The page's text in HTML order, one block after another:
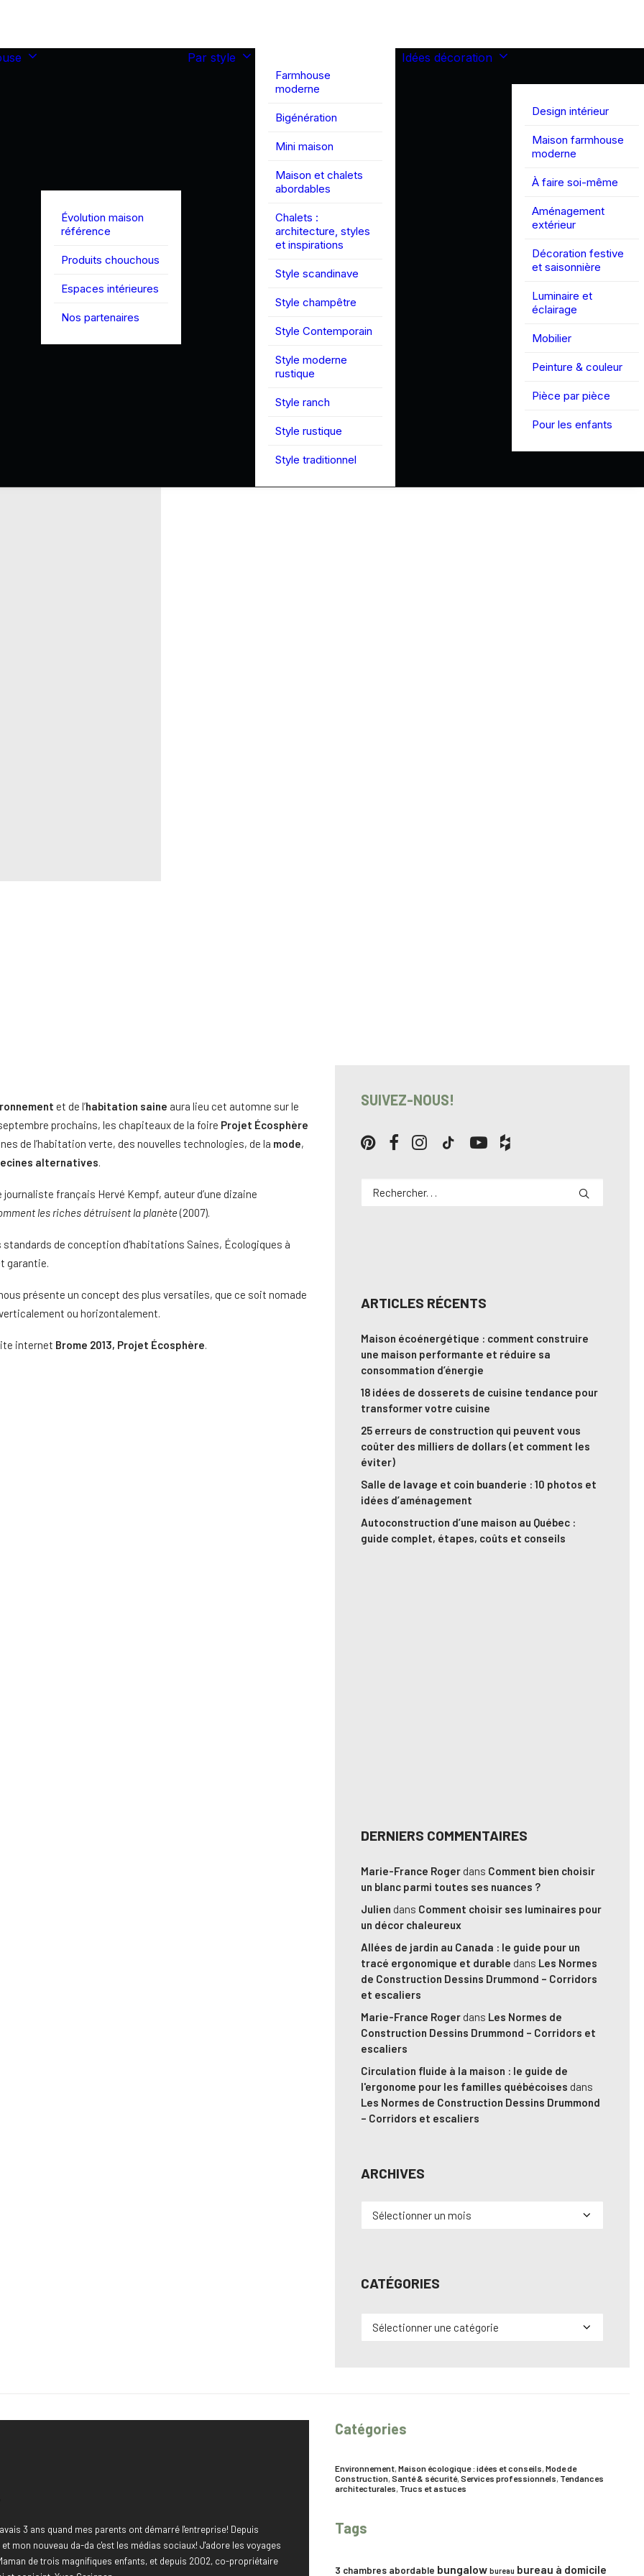
Évolution maison
référence
Produits chouchous
Espaces intérieures
Nos partenaires
Par style
Farmhouse
moderne
Bigénération
Mini maison
Maison et chalets
abordables
Chalets :
architecture, styles
et inspirations
Style scandinave
Style champêtre
Style Contemporain
Style moderne
rustique
Style ranch
Style rustique
Style traditionnel
Idées décoration
Design intérieur
Maison farmhouse
moderne
À faire soi-même
Aménagement
extérieur
Décoration festive
et saisonnière
Luminaire et
éclairage
Mobilier
Peinture & couleur
Pièce par pièce
Pour les enfants
et de l’habitation saine aura lieu cet automne sur le
prochains, les chapiteaux de la foire Projet Écosphère
de l’habitation verte, des nouvelles technologies, de la mode,
alternatives.
français Hervé Kempf, auteur d’une dizaine
les riches détruisent la planète(2007).
de conception d’habitations Saines, Écologiques à
garantie.
présente un concept des plus versatiles, que ce soit nomade
ou horizontalement.
internet Brome 2013, Projet Écosphère.
SUIVEZ-NOUS!
ARTICLES RÉCENTS
Maison écoénergétique : comment construire
une maison performante et réduire sa
consommation d’énergie
18 idées de dosserets de cuisine tendance pour
transformer votre cuisine
25 erreurs de construction qui peuvent vous
coûter des milliers de dollars (et comment les
éviter)
Salle de lavage et coin buanderie : 10 photos et
idées d’aménagement
Autoconstruction d’une maison au Québec :
guide complet, étapes, coûts et conseils
DERNIERS COMMENTAIRES
Marie-France Roger dans Comment bien choisir
un blanc parmi toutes ses nuances ?
Julien dans Comment choisir ses luminaires pour
un décor chaleureux
Allées de jardin au Canada : le guide pour un
tracé ergonomique et durable dans Les Normes
de Construction Dessins Drummond – Corridors
et escaliers
Marie-France Roger dans Les Normes de
Construction Dessins Drummond – Corridors et
escaliers
Circulation fluide à la maison : le guide de
l'ergonome pour les familles québécoises dans
Les Normes de Construction Dessins Drummond
– Corridors et escaliers
ARCHIVES
Archives
CATÉGORIES
Catégories
3 ans quand mes parents ont démarré l'entreprise! Depuis
mon nouveau da-da c'est les médias sociaux! J'adore les voyages
de trois magnifiques enfants, et depuis 2002, co-propriétaire
Catégories
Environnement, Maison écologique : idées et conseils, Mode de
Construction, Santé & sécurité, Services professionnels, Tendances
architecturales, Trucs et astuces
Tags
3 chambres abordable bungalow bureau bureau à domicile